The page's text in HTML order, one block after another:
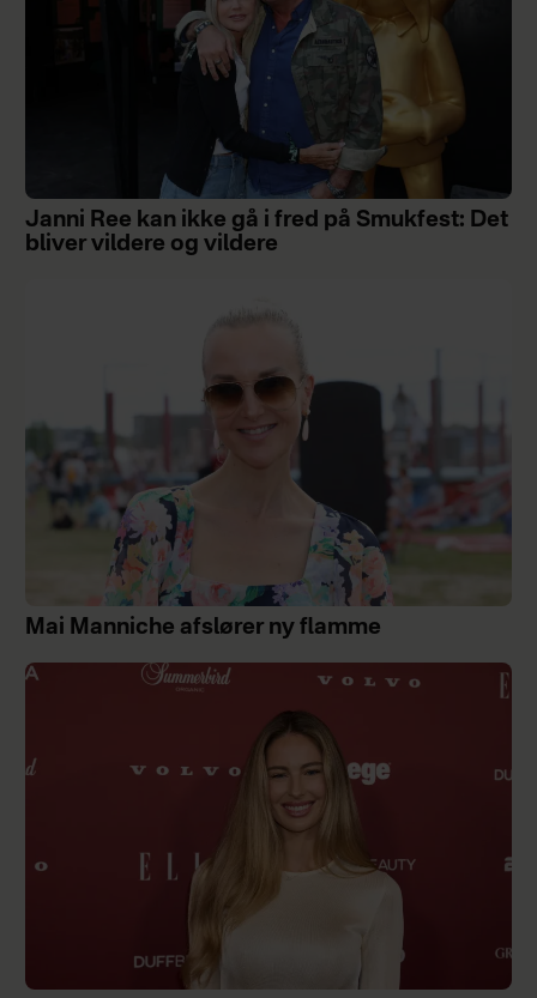
Janni Ree kan ikke gå i fred på Smukfest: Det
bliver vildere og vildere
Mai Manniche afslører ny flamme